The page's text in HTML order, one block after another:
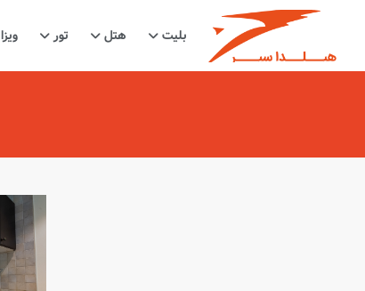
بلیت هتل تور ویزا